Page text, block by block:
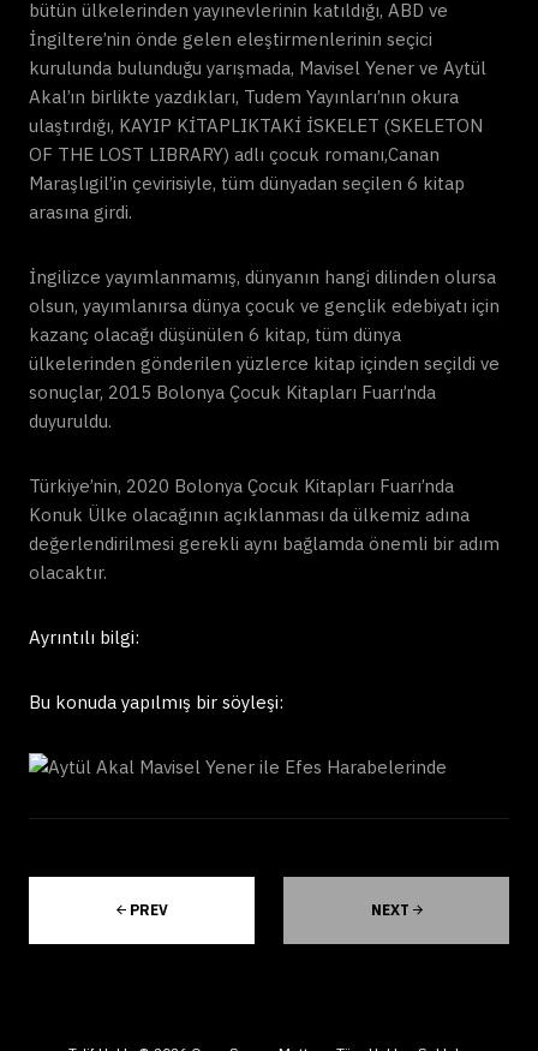
bütün ülkelerinden yayınevlerinin katıldığı, ABD ve
İngiltere’nin önde gelen eleştirmenlerinin seçici
kurulunda bulunduğu yarışmada, Mavisel Yener ve Aytül
Akal’ın birlikte yazdıkları, Tudem Yayınları’nın okura
ulaştırdığı, KAYIP KİTAPLIKTAKİ İSKELET (SKELETON
OF THE LOST LIBRARY) adlı çocuk romanı,Canan
Maraşlıgil’in çevirisiyle, tüm dünyadan seçilen 6 kitap
arasına girdi.
İngilizce yayımlanmamış, dünyanın hangi dilinden olursa
olsun, yayımlanırsa dünya çocuk ve gençlik edebiyatı için
kazanç olacağı düşünülen 6 kitap, tüm dünya
ülkelerinden gönderilen yüzlerce kitap içinden seçildi ve
sonuçlar, 2015 Bolonya Çocuk Kitapları Fuarı’nda
duyuruldu.
Türkiye’nin, 2020 Bolonya Çocuk Kitapları Fuarı’nda
Konuk Ülke olacağının açıklanması da ülkemiz adına
değerlendirilmesi gerekli aynı bağlamda önemli bir adım
olacaktır.
Ayrıntılı bilgi:
Bu konuda yapılmış bir söyleşi:
PREV NEXT